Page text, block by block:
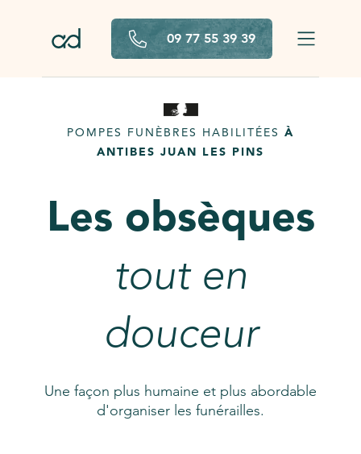
09 77 55 39 39
POMPES FUNÈBRES HABILITÉES À
ANTIBES JUAN LES PINS
Les obsèques
tout en
douceur
Une façon plus humaine et plus abordable
d'organiser les funérailles.